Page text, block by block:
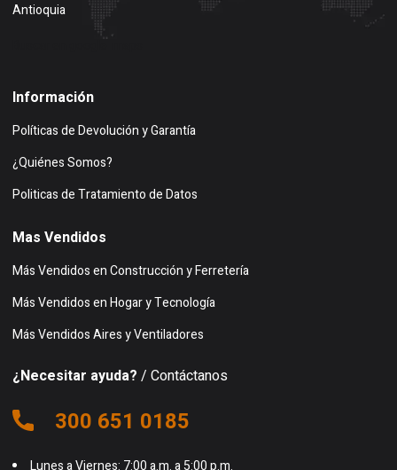
Antioquia
Información
Políticas de Devolución y Garantía
¿Quiénes Somos?
Politicas de Tratamiento de Datos
Mas Vendidos
Más Vendidos en Construcción y Ferretería
Más Vendidos en Hogar y Tecnología
Más Vendidos Aires y Ventiladores
¿Necesitar ayuda? / Contáctanos
300 651 0185
Lunes a Viernes: 7:00 a.m. a 5:00 p.m.